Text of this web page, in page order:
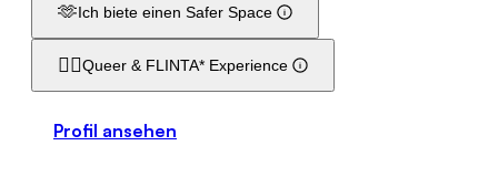
🫶Ich biete einen Safer Space
🏳️‍🌈Queer & FLINTA* Experience
Profil ansehen